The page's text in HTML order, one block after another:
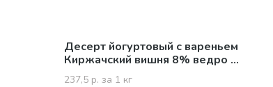
Десерт йогуртовый с вареньем
Киржачский вишня 8% ведро 3
кг
237,5 р. за 1 кг